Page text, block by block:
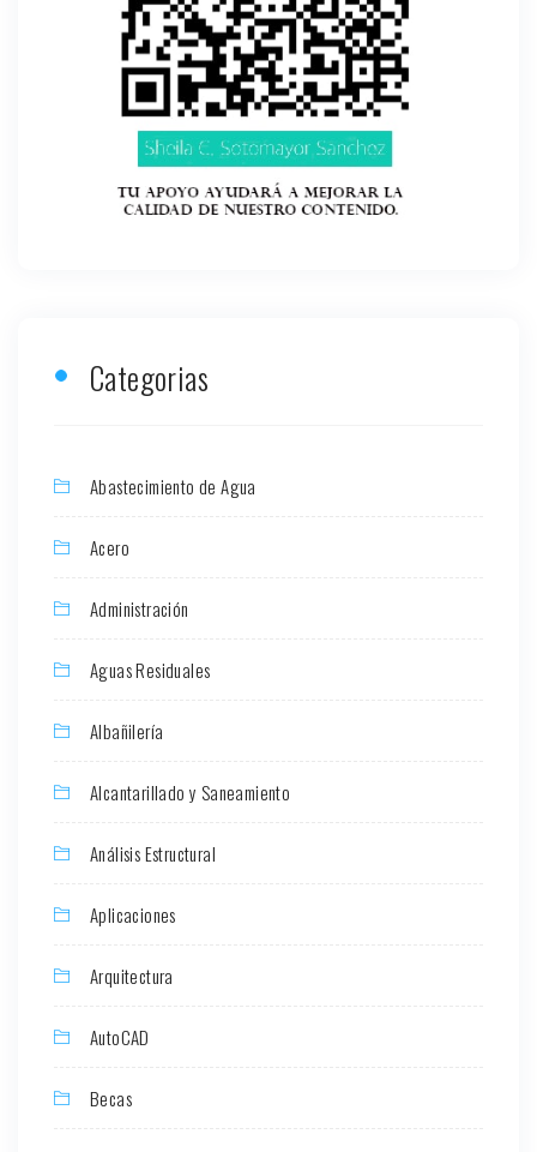
Categorias
Abastecimiento de Agua
Acero
Administración
Aguas Residuales
Albañilería
Alcantarillado y Saneamiento
Análisis Estructural
Aplicaciones
Arquitectura
AutoCAD
Becas